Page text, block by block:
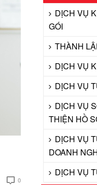
0
DỊCH VỤ
GÓI
THÀNH
DỊCH VỤ
DỊCH VỤ
DỊCH VỤ
THIỆN HỒ
DỊCH VỤ
DOANH
DỊCH VỤ